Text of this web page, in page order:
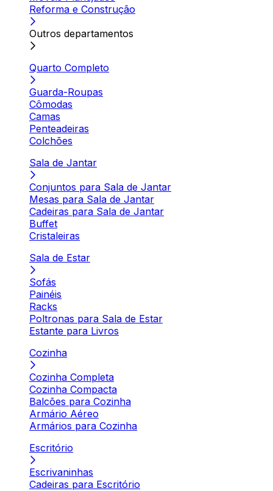
Reforma e Construção
Outros departamentos
Quarto Completo
Guarda-Roupas
Cômodas
Camas
Penteadeiras
Colchões
Sala de Jantar
Conjuntos para Sala de Jantar
Mesas para Sala de Jantar
Cadeiras para Sala de Jantar
Buffet
Cristaleiras
Sala de Estar
Sofás
Painéis
Racks
Poltronas para Sala de Estar
Estante para Livros
Cozinha
Cozinha Completa
Cozinha Compacta
Balcões para Cozinha
Armário Aéreo
Armários para Cozinha
Escritório
Escrivaninhas
Cadeiras para Escritório